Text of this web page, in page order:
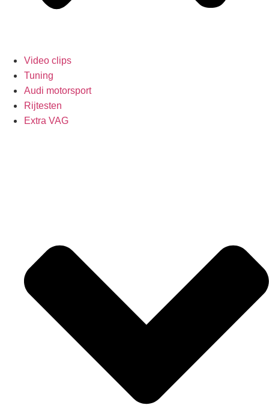
Video clips
Tuning
Audi motorsport
Rijtesten
Extra VAG